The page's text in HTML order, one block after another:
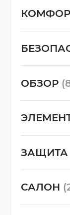
ОБЗОР
ЗАЩИТА
САЛОН